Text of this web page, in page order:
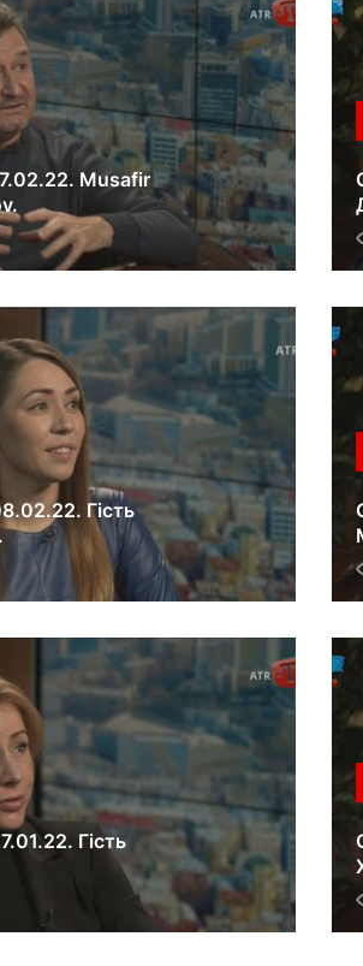
Musafir
Гість
Гість